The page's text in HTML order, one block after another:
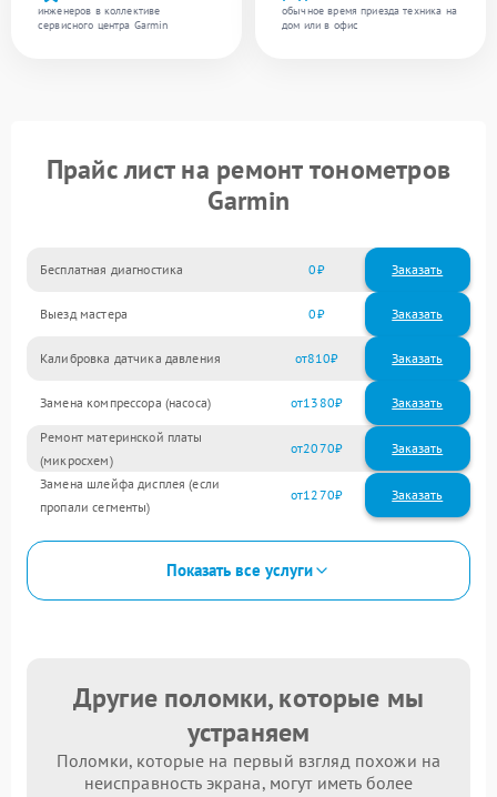
инженеров в коллективе
сервисного центра Garmin
обычное время приезда техника на
дом или в офис
Прайс лист на ремонт тонометров
Garmin
Бесплатная диагностика 0 Заказать
Выезд мастера 0 Заказать
Калибровка датчика давления 810
Замена компрессора (насоса) 1380
Ремонт материнской платы
(микросхем)
2070
Замена шлейфа дисплея (если
пропали сегменты)
1270
Показать все услуги
Другие поломки, которые мы
устраняем
Поломки, которые на первый взгляд похожи на
неисправность экрана, могут иметь более